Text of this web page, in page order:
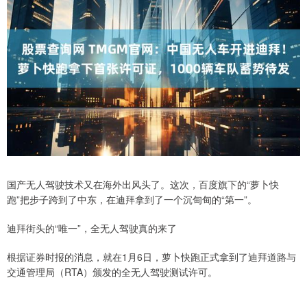
国产无人驾驶技术又在海外出风头了。这次，百度旗下的“萝卜快
跑”把步子跨到了中东，在迪拜拿到了一个沉甸甸的“第一”。
迪拜街头的“唯一”，全无人驾驶真的来了
根据证券时报的消息，就在1月6日，萝卜快跑正式拿到了迪拜道路与
交通管理局（RTA）颁发的全无人驾驶测试许可。